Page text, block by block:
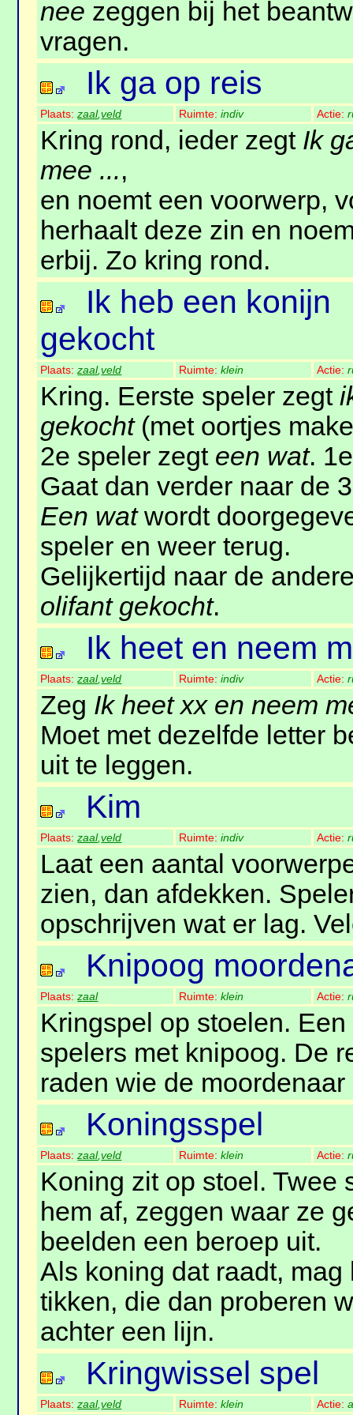
nee zeggen bij het
vragen.
Ik ga op reis
Plaats:zaal,veld Ruimte:indiv Actie:
Kring rond, ieder zegt Ik
mee ...,
en noemt een voorwerp,
herhaalt deze zin en
erbij. Zo kring rond.
Ik heb een konijn
gekocht
Plaats:zaal,veld Ruimte:klein Actie:
Kring. Eerste speler zegt
gekocht(met oortjes
2e speler zegt een wat.
Gaat dan verder naar de
Een watwordt
speler en weer terug.
Gelijkertijd naar de
olifant gekocht.
Ik heet en neem
Plaats:zaal,veld Ruimte:indiv Actie:
Zeg Ik heet xx en neem
Moet met dezelfde letter
uit te leggen.
Kim
Plaats:zaal,veld Ruimte:indiv Actie:
Laat een aantal
zien, dan afdekken.
opschrijven wat er lag.
Knipoog
Plaats:zaal Ruimte:klein Actie:
Kringspel op stoelen.
spelers met knipoog. De
raden wie de moordenaar
Koningsspel
Plaats:zaal,veld Ruimte:klein Actie:
Koning zit op stoel. Twee
hem af, zeggen waar ze
beelden een beroep uit.
Als koning dat raadt, mag
tikken, die dan proberen
achter een lijn.
Kringwissel spel
Plaats:zaal,veld Ruimte:klein Actie: